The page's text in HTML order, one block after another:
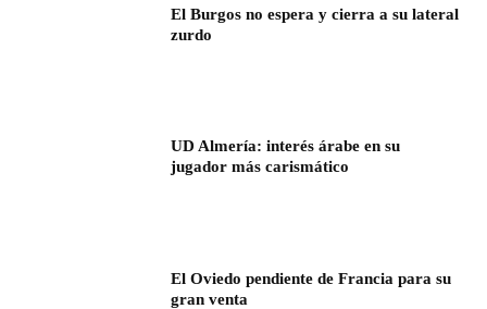
El Burgos no espera y cierra a su lateral
zurdo
UD Almería: interés árabe en su
jugador más carismático
El Oviedo pendiente de Francia para su
gran venta